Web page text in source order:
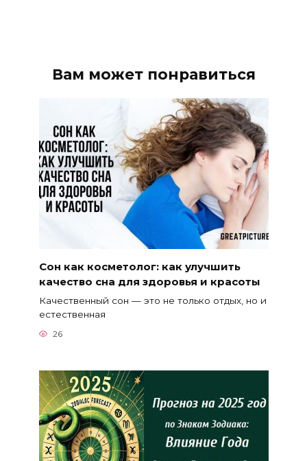
Вам может понравиться
Сон как косметолог: как улучшить
качество сна для здоровья и красоты
Качественный сон — это не только отдых, но и
естественная
26